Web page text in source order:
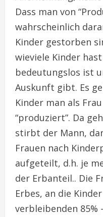
Dass man von
wahrscheinlich
Kinder gestorben
wieviele Kinder
bedeutungslos ist
Auskunft gibt. Es
Kinder man als
“produziert”. Da
stirbt der Mann,
Frauen nach
aufgeteilt, d.h. je
der Erbanteil.. Die
Erbes, an die
verbleibenden 85%